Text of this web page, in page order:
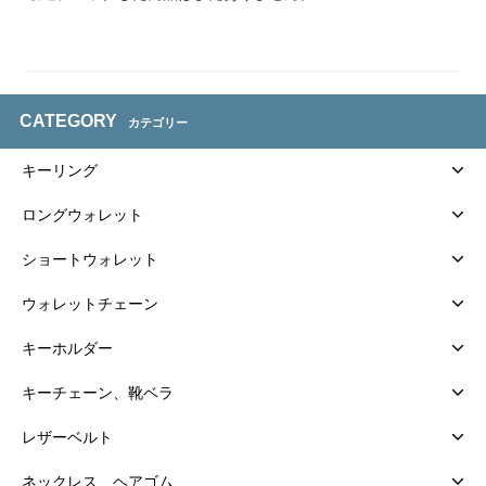
CATEGORY カテゴリー
キーリング
ロングウォレット
ショートウォレット
ウォレットチェーン
キーホルダー
キーチェーン、靴ベラ
レザーベルト
ネックレス、ヘアゴム